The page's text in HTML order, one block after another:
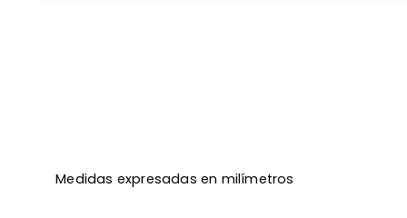
Medidas expresadas en milímetros